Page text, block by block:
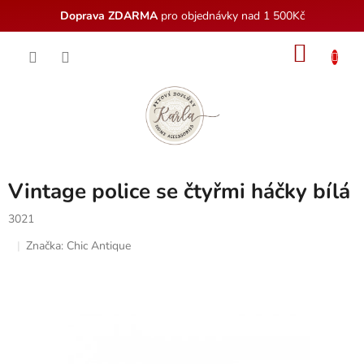
Doprava ZDARMApro objednávky nad 1 500Kč
Vintage police se čtyřmi háčky bílá
3021
Značka: Chic Antique